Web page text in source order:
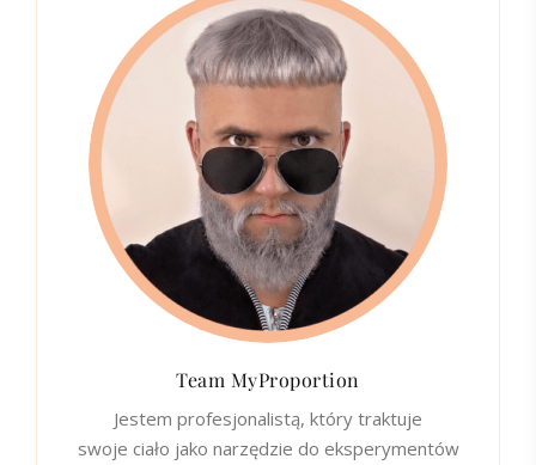
Team MyProportion
Jestem profesjonalistą, który traktuje
swoje ciało jako narzędzie do eksperymentów